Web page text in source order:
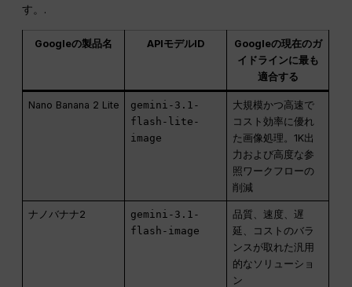
す。.
Googleの製品名 APIモデルID
Googleの現在のガ
イドラインに最も
適合する
Nano Banana 2 Lite
gemini-3.1-
flash-lite-
image
大規模かつ高速で
コスト効率に優れ
た画像処理。1K出
力および高度な参
照ワークフローの
削減
ナノバナナ2
gemini-3.1-
flash-image
品質、速度、遅
延、コストのバラ
ンスが取れた汎用
的なソリューショ
ン